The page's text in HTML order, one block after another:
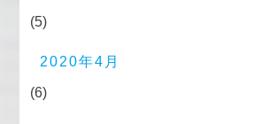
(5)
2020年4月
(6)